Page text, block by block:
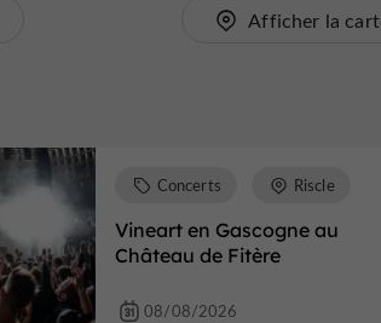
Afficher la
Vineart en Gascogne au
Château de Fitère
Concerts Riscle
08/08/2026